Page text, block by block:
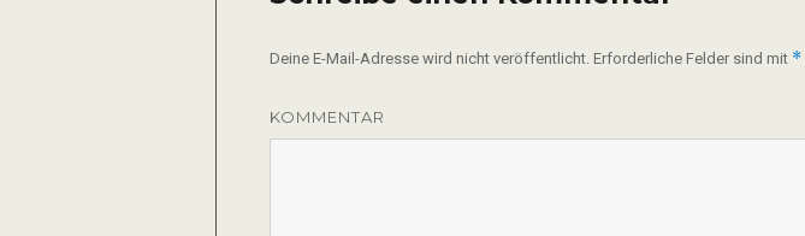
Deine E-Mail-Adresse wird nicht veröffentlicht. Erforderliche Felder sind mit *
KOMMENTAR